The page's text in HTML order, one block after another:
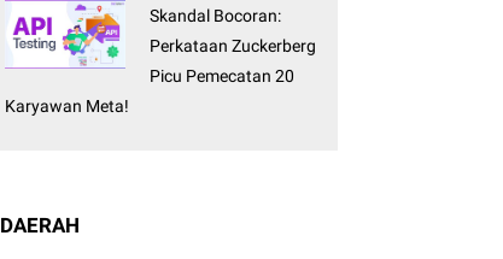
Skandal Bocoran:
Perkataan Zuckerberg
Picu Pemecatan 20
Karyawan Meta!
DAERAH